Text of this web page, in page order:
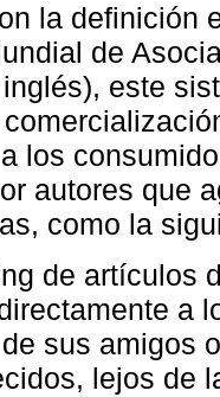
la definición
de
este
los
autores que
como la
de artículos
a
sus amigos
lejos de